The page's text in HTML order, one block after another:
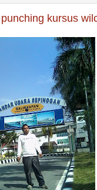
kursus